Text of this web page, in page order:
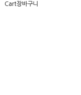
Cart장바구니